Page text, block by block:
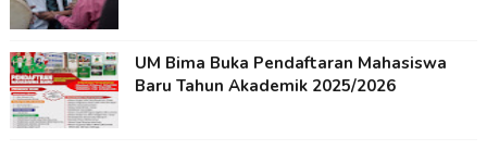
UM Bima Buka Pendaftaran Mahasiswa
Baru Tahun Akademik 2025/2026